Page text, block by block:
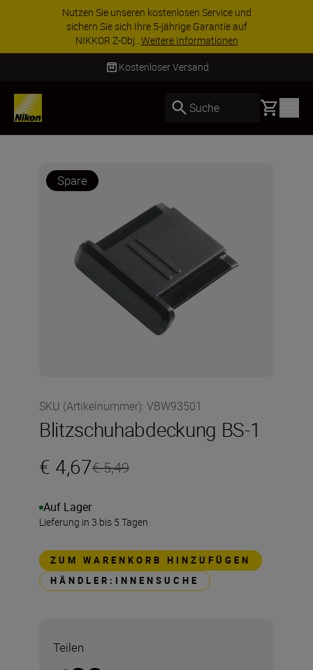
Nutzen Sie unseren kostenlosen Service und
sichern Sie sich Ihre 5-jährige Garantie auf
NIKKOR Z-Obj...Weitere Informationen
Kostenloser Versand
Suche Basket
Spare
SKU (Artikelnummer): VBW93501
Blitzschuhabdeckung BS-1
€ 4,67€ 5,49
Auf Lager
Lieferung in 3 bis 5 Tagen
ZUM WARENKORB HINZUFÜGEN
HÄNDLER:INNENSUCHE
Teilen